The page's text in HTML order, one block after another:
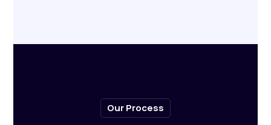
Our Process